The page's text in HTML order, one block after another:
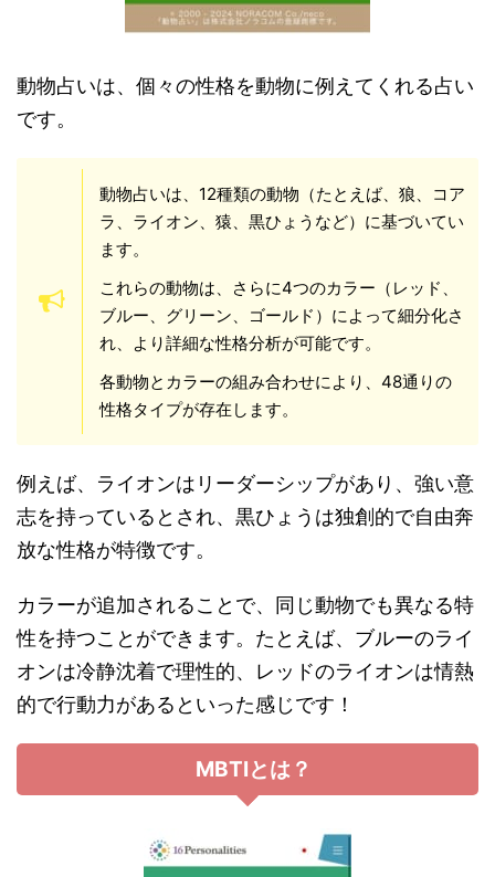
動物占いは、個々の性格を動物に例えてくれる占い
です。
動物占いは、12種類の動物（たとえば、狼、コア
ラ、ライオン、猿、黒ひょうなど）に基づいてい
ます。
これらの動物は、さらに4つのカラー（レッド、
ブルー、グリーン、ゴールド）によって細分化さ
れ、より詳細な性格分析が可能です。
各動物とカラーの組み合わせにより、48通りの
性格タイプが存在します。
例えば、ライオンはリーダーシップがあり、強い意
志を持っているとされ、黒ひょうは独創的で自由奔
放な性格が特徴です。
カラーが追加されることで、同じ動物でも異なる特
性を持つことができます。たとえば、ブルーのライ
オンは冷静沈着で理性的、レッドのライオンは情熱
的で行動力があるといった感じです！
MBTIとは？